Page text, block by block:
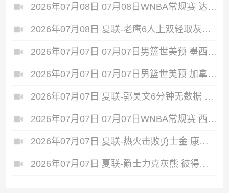
2026年07月08日 07月08日WNBA常规赛 达拉斯飞翼88-77纽约自由人 全场集锦
2026年07月08日 夏联-老鹰6人上双轻取灰熊 希格斯22+5 探花布泽尔缺战
2026年07月07日 07月07日男篮世美预 墨西哥男篮 93 - 94 美国男篮
2026年07月07日 07月07日男篮世美预 加拿大男篮116-78牙买加男篮 全场集锦
2026年07月07日 夏联-郭昊文6分钟无数据 国王险胜雄鹿 7号秀阿卡夫22分
2026年07月07日 07月07日WNBA常规赛 西雅图风暴 82 - 64 洛杉矶火花
2026年07月07日 夏联-热火击败勇士金 康韦尔26+5 琼斯9中1 奥尔布里奇21+6
2026年07月07日 夏联-爵士力克灰熊 彼得森25+12 布泽尔18+7 科沃德23分